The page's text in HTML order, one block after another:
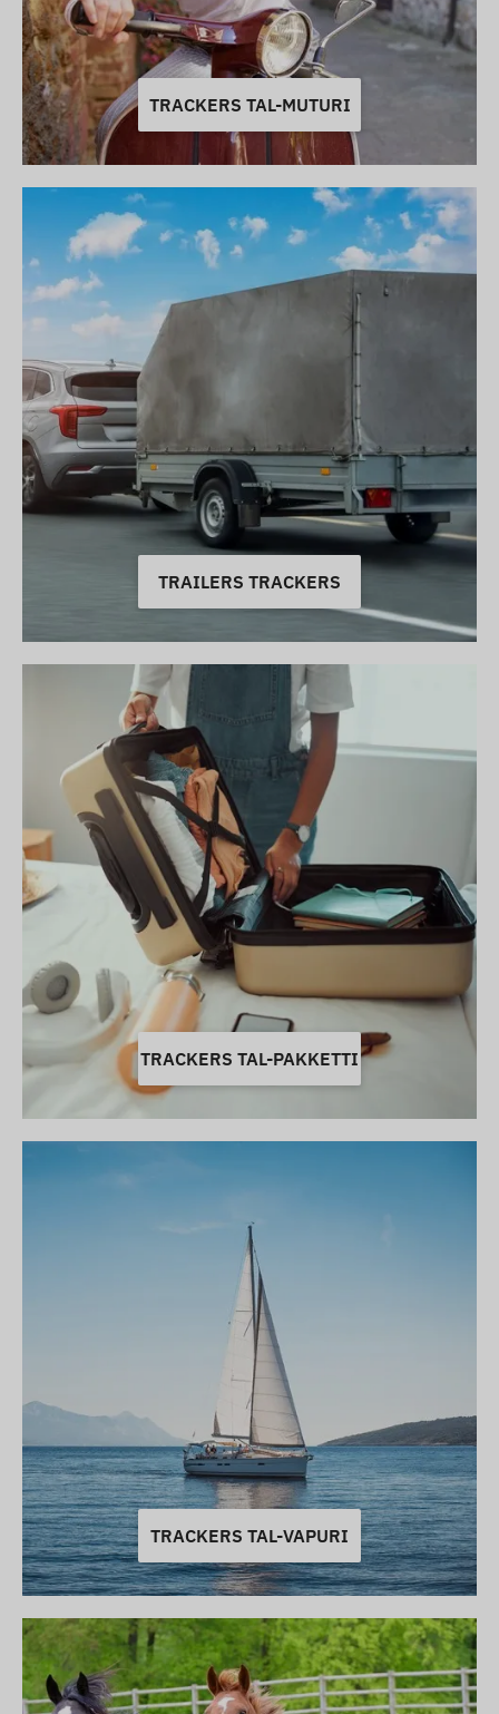
TRACKERS TAL-MUTURI
TRAILERS TRACKERS
TRACKERS TAL-PAKKETTI
TRACKERS TAL-VAPURI